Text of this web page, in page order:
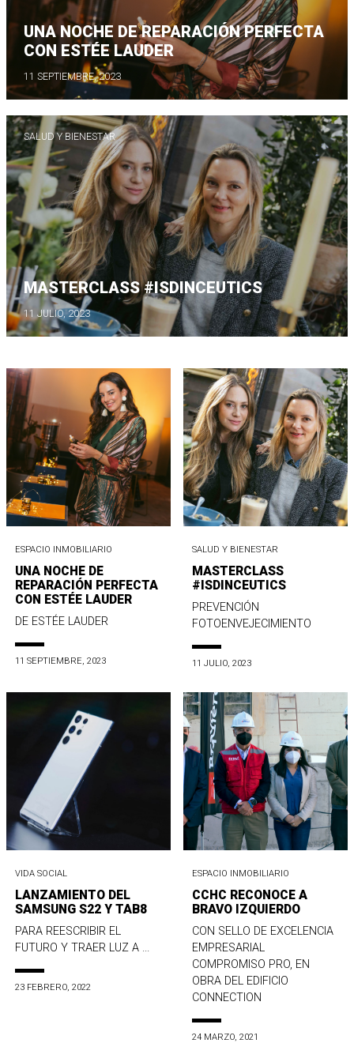
UNA NOCHE DE REPARACIÓN PERFECTA
CON ESTÉE LAUDER
11 SEPTIEMBRE, 2023
SALUD Y BIENESTAR
MASTERCLASS #ISDINCEUTICS
11 JULIO, 2023
ESPACIO INMOBILIARIO
UNA NOCHE DE
REPARACIÓN PERFECTA
CON ESTÉE LAUDER
DE ESTÉE LAUDER
11 SEPTIEMBRE, 2023
SALUD Y BIENESTAR
MASTERCLASS
#ISDINCEUTICS
PREVENCIÓN
FOTOENVEJECIMIENTO
11 JULIO, 2023
VIDA SOCIAL
LANZAMIENTO DEL
SAMSUNG S22 Y TAB8
PARA REESCRIBIR EL
FUTURO Y TRAER LUZ A ...
23 FEBRERO, 2022
ESPACIO INMOBILIARIO
CCHC RECONOCE A
BRAVO IZQUIERDO
CON SELLO DE EXCELENCIA
EMPRESARIAL
COMPROMISO PRO, EN
OBRA DEL EDIFICIO
CONNECTION
24 MARZO, 2021